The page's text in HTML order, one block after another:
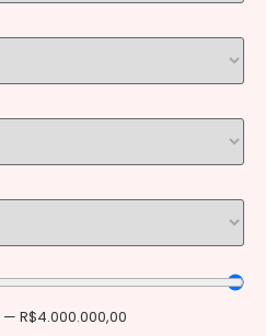
— R$4.000.000,00